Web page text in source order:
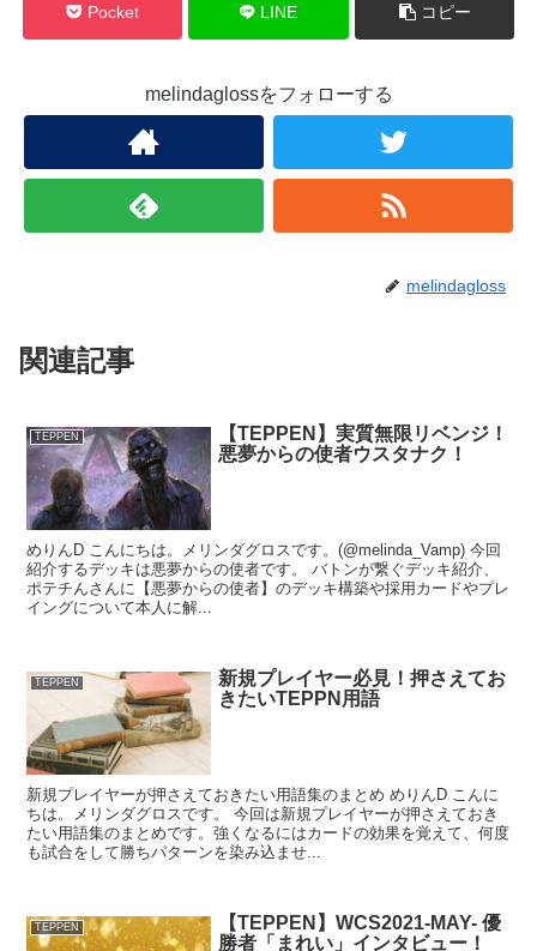
Pocket LINE コピー
melindaglossをフォローする
melindagloss
関連記事
TEPPEN
【TEPPEN】実質無限リベンジ！
悪夢からの使者ウスタナク！
めりんD こんにちは。メリンダグロスです。(@melinda_Vamp) 今回
紹介するデッキは悪夢からの使者です。 バトンが繋ぐデッキ紹介、
ポテチんさんに【悪夢からの使者】のデッキ構築や採用カードやプレ
イングについて本人に解...
TEPPEN
新規プレイヤー必見！押さえてお
きたいTEPPN用語
新規プレイヤーが押さえておきたい用語集のまとめ めりんD こんに
ちは。メリンダグロスです。 今回は新規プレイヤーが押さえておき
たい用語集のまとめです。強くなるにはカードの効果を覚えて、何度
も試合をして勝ちパターンを染み込ませ...
TEPPEN
【TEPPEN】WCS2021-MAY- 優
勝者「まれい」インタビュー！